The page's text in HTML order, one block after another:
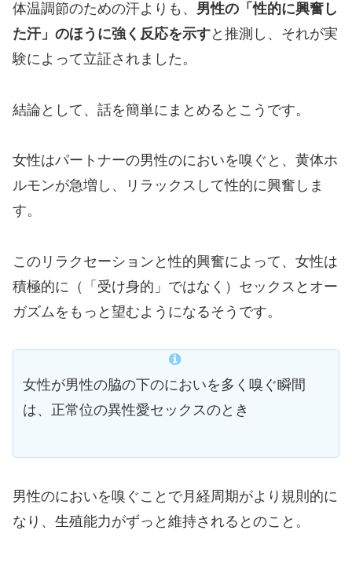
体温調節のための汗よりも、 男性の「性的に興奮し
た汗」のほうに強く反応を示すと推測し、それが実
験によって立証されました。
結論として、話を簡単にまとめるとこうです。
女性はパートナーの男性のにおいを嗅ぐと、黄体ホ
ルモンが急増し、リラックスして性的に興奮しま
す。
このリラクセーションと性的興奮によって、女性は
積極的に（「受け身的」ではなく）セックスとオー
ガズムをもっと望むようになるそうです。
女性が男性の脇の下のにおいを多く嗅ぐ瞬間
は、正常位の異性愛セックスのとき
男性のにおいを嗅ぐことで月経周期がより規則的に
なり、生殖能力がずっと維持されるとのこと。